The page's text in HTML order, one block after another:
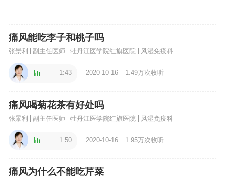
痛风能吃李子和桃子吗
张景利 副主任医师 牡丹江医学院红旗医院 风湿免疫科
1:43 2020-10-16 1.49万次收听
痛风喝菊花茶有好处吗
张景利 副主任医师 牡丹江医学院红旗医院 风湿免疫科
1:50 2020-10-16 1.95万次收听
痛风为什么不能吃芹菜